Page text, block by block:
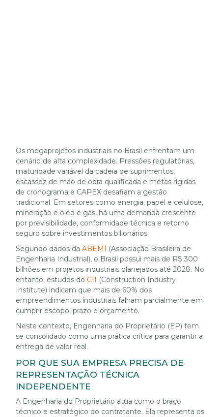
Os megaprojetos industriais no Brasil enfrentam um
cenário de alta complexidade. Pressões regulatórias,
maturidade variável da cadeia de suprimentos,
escassez de mão de obra qualificada e metas rígidas
de cronograma e CAPEX desafiam a gestão
tradicional. Em setores como energia, papel e celulose,
mineração e óleo e gás, há uma demanda crescente
por previsibilidade, conformidade técnica e retorno
seguro sobre investimentos bilionários.
Segundo dados da ABEMI (Associação Brasileira de
Engenharia Industrial), o Brasil possui mais de R$ 300
bilhões em projetos industriais planejados até 2028. No
entanto, estudos do CII (Construction Industry
Institute) indicam que mais de 60% dos
empreendimentos industriais falham parcialmente em
cumprir escopo, prazo e orçamento.
Neste contexto, Engenharia do Proprietário (EP) tem
se consolidado como uma prática crítica para garantir a
entrega de valor real.
POR QUE SUA EMPRESA PRECISA DE
REPRESENTAÇÃO TÉCNICA
INDEPENDENTE
A Engenharia do Proprietário atua como o braço
técnico e estratégico do contratante. Ela representa os